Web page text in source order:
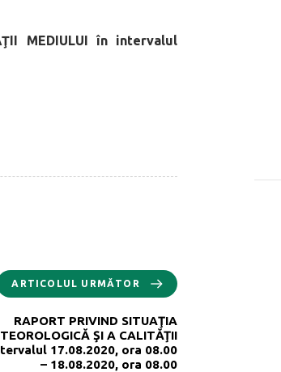
MEDIULUI în intervalul
ARTICOLUL URMĂTOR
RAPORT PRIVIND SITUAŢIA
ŞI A CALITĂŢII
17.08.2020, ora 08.00
– 18.08.2020, ora 08.00